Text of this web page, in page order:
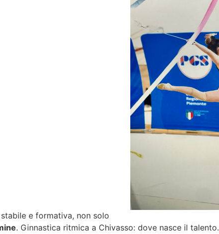
e formativa, non solo
. Ginnastica ritmica a Chivasso: dove nasce il talento.